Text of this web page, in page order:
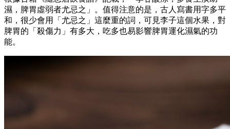
濕，脾胃虛弱者尤忌之」。值得注意的是，古人寫書用字多平
和，很少會用「尤忌之」這麼重的詞，可見李子這個水果，對
脾胃的「殺傷力」有多大，吃多也易影響脾胃運化濕氣的功
能。